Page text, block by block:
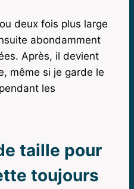
deux fois plus large
abondamment
Après, il devient
même si je garde le
les
taille pour
toujours